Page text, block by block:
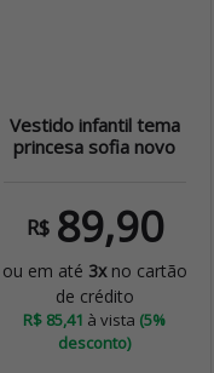
Vestido infantil tema
princesa sofia novo
R$ 89,90
ou em até 3xno cartão
de crédito
R$ 85,41 à vista (5%
desconto)